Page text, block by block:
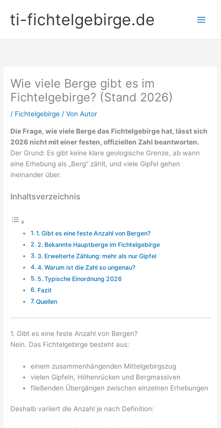
Inhalt
springenti-fichtelgebirge.de
Wie viele Berge gibt es im
Fichtelgebirge? (Stand 2026)
/ Fichtelgebirge / VonAutor
Die Frage, wie viele Berge das Fichtelgebirge hat, lässt sich
2026 nicht mit einer festen, offiziellen Zahl beantworten.
Der Grund: Es gibt keine klare geologische Grenze, ab wann
eine Erhebung als „Berg“ zählt, und viele Gipfel gehen
ineinander über.
Inhaltsverzeichnis
1. Gibt es eine feste Anzahl von Bergen?
2. Bekannte Hauptberge im Fichtelgebirge
3. Erweiterte Zählung: mehr als nur Gipfel
4. Warum ist die Zahl so ungenau?
5. Typische Einordnung 2026
Fazit
Quellen
1. Gibt es eine feste Anzahl von Bergen?
Nein. Das Fichtelgebirge besteht aus:
einem zusammenhängenden Mittelgebirgszug
vielen Gipfeln, Höhenrücken und Bergmassiven
fließenden Übergängen zwischen einzelnen Erhebungen
Deshalb variiert die Anzahl je nach Definition: